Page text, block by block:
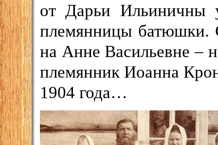
от Дарьи Ильиничны
племянницы
на Анне Васильевне –
племянник Иоанна
1904 года…